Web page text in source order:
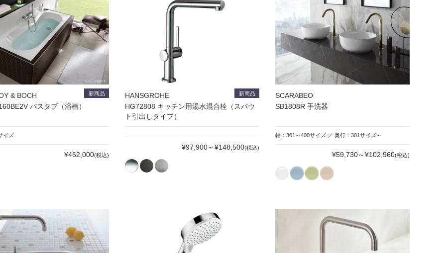
新商品
& BOCH
バスタブ（浴槽）
イズ
¥462,000(税込)
新商品
HANSGROHE
HG72808 キッチン用湯水混合栓（スパウ
ト引出しタイプ）
¥97,900～¥148,500(税込)
SCARABEO
SB1808R 手洗器
幅：301～400サイズ ／ 奥行：301サイズ～
¥59,730～¥102,960(税込)